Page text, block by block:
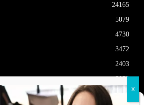
24165
5079
4730
3472
2403
2100
1704